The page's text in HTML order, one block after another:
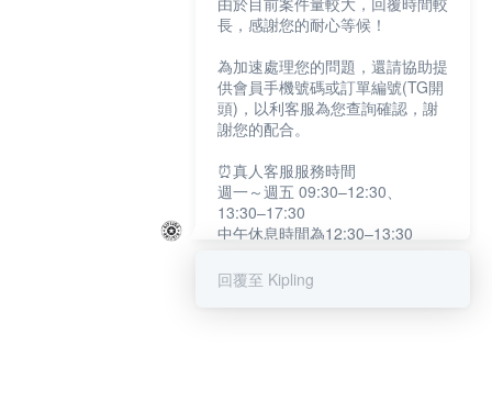
長，感謝您的耐心等候！
為加速處理您的問題，還請協助提
供會員手機號碼或訂單編號(TG開
頭)，以利客服為您查詢確認，謝
謝您的配合。
⏰真人客服服務時間
週一～週五 09:30–12:30、
13:30–17:30
中午休息時間為12:30–13:30
提醒您：系統會自動已讀訊息，如
回覆至 Kipling